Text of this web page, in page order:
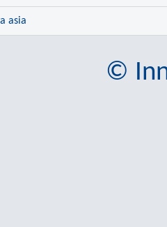
asia
©